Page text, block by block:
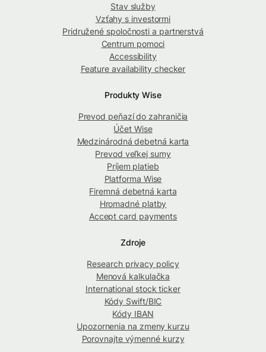
Stav služby
Vzťahy s investormi
Pridružené spoločnosti a partnerstvá
Centrum pomoci
Accessibility
Feature availability checker
Produkty Wise
Prevod peňazí do zahraničia
Účet Wise
Medzinárodná debetná karta
Prevod veľkej sumy
Príjem platieb
Platforma Wise
Firemná debetná karta
Hromadné platby
Accept card payments
Zdroje
Research privacy policy
Menová kalkulačka
International stock ticker
Kódy Swift/BIC
Kódy IBAN
Upozornenia na zmeny kurzu
Porovnajte výmenné kurzy